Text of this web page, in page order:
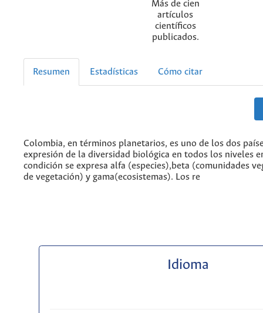
Más de cien
artículos
científicos
publicados.
Resumen Estadísticas Cómo citar
Colombia, en términos planetarios, es uno de los dos
expresión de la diversidad biológica en todos los niveles
condición se expresa alfa (especies),beta (comunidades
de vegetación) y gama(ecosistemas). Los re
Idioma